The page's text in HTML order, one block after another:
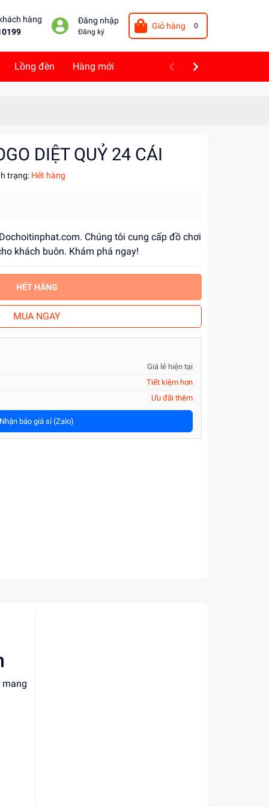
hàng
Đăng nhập
Đăng ký
Giỏ hàng 0
Lồng đèn Hàng mới
DIỆT QUỶ 24 CÁI
trạng: Hết hàng
Chúng tôi cung cấp đồ chơi
khách buôn. Khám phá ngay!
HẾT HÀNG
MUA NGAY
Giá lẻ hiện tại
Tiết kiệm hơn
Ưu đãi thêm
Nhận báo giá sỉ (Zalo)
mang